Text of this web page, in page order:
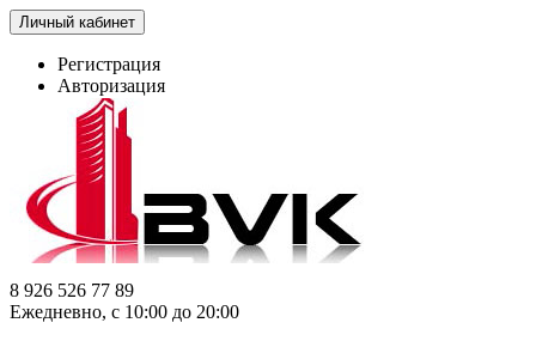
Личный кабинет
Регистрация
Авторизация
8 926 526 77 89
Ежедневно, с 10:00 до 20:00